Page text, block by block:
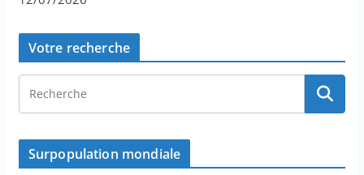
Votre recherche
Surpopulation mondiale